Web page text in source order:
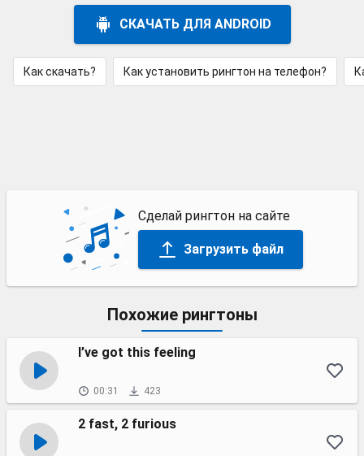
СКАЧАТЬ ДЛЯ ANDROID
Как скачать? Как установить рингтон на телефон?
Сделай рингтон на сайте
Загрузить файл
Похожие рингтоны
I’ve got this feeling
00:31 423
2 fast, 2 furious